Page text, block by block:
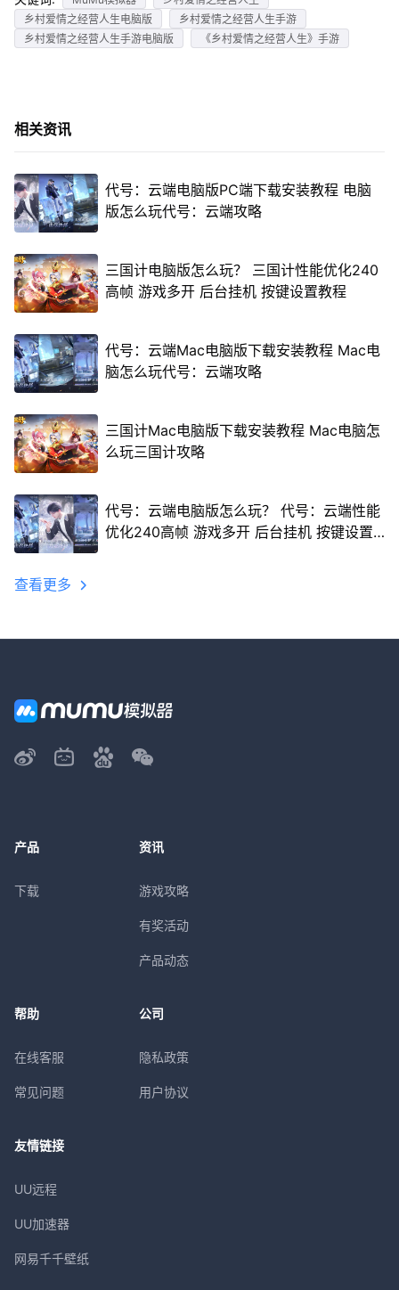
乡村爱情之经营人生电脑版
乡村爱情之经营人生手游
乡村爱情之经营人生手游电脑版
《乡村爱情之经营人生》手游
相关资讯
代号：云端电脑版PC端下载安装教程 电脑
版怎么玩代号：云端攻略
三国计电脑版怎么玩？ 三国计性能优化240
高帧 游戏多开 后台挂机 按键设置教程
代号：云端Mac电脑版下载安装教程 Mac电
脑怎么玩代号：云端攻略
三国计Mac电脑版下载安装教程 Mac电脑怎
么玩三国计攻略
代号：云端电脑版怎么玩？ 代号：云端性能
优化240高帧 游戏多开 后台挂机 按键设置
查看更多
产品
下载
资讯
游戏攻略
有奖活动
产品动态
帮助
在线客服
常见问题
公司
隐私政策
用户协议
友情链接
UU远程
UU加速器
网易千千壁纸